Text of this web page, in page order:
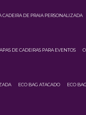
CADEIRA DE PRAIA PERSONALIZADA
DE CADEIRAS PARA EVENTOS
ECO BAG ATACADO ECO